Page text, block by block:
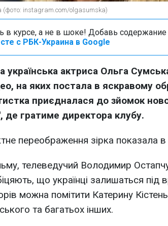
(фото: instagram.com/olgasumska)
в курсе, а не в шоке! Добавь содержание
с РБК-Украина в Google
українська актриса Ольга
на яких постала в яскравому
приєдналася до зйомок
де гратиме директора клубу.
переображення зірка показала в
телеведучий Володимир
що українці залишаться
можна помітити Катерину
та багатьох інших.